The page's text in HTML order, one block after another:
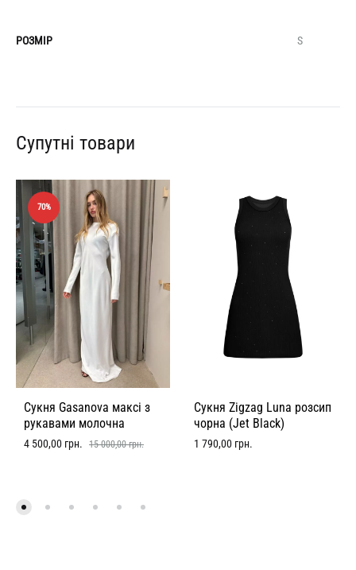
РОЗМІР S
Супутні товари
70%
Сукня Gasanova максі з
рукавами молочна
4 500,00 грн. 15 000,00грн.
Сукня Zigzag Luna розсип
чорна (Jet Black)
1 790,00 грн.